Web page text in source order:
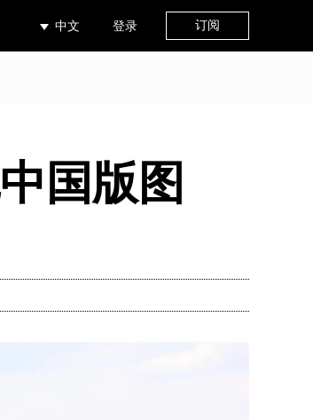
中文 登录 订阅
国版图